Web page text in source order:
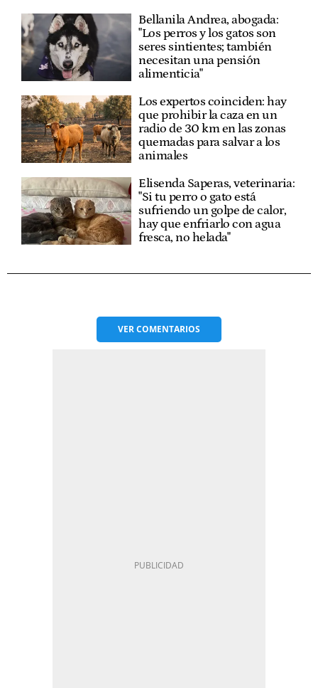
Bellanila Andrea, abogada:
"Los perros y los gatos son
seres sintientes; también
necesitan una pensión
alimenticia"
Los expertos coinciden: hay
que prohibir la caza en un
radio de 30 km en las zonas
quemadas para salvar a los
animales
Elisenda Saperas, veterinaria:
"Si tu perro o gato está
sufriendo un golpe de calor,
hay que enfriarlo con agua
fresca, no helada"
VERCOMENTARIOS